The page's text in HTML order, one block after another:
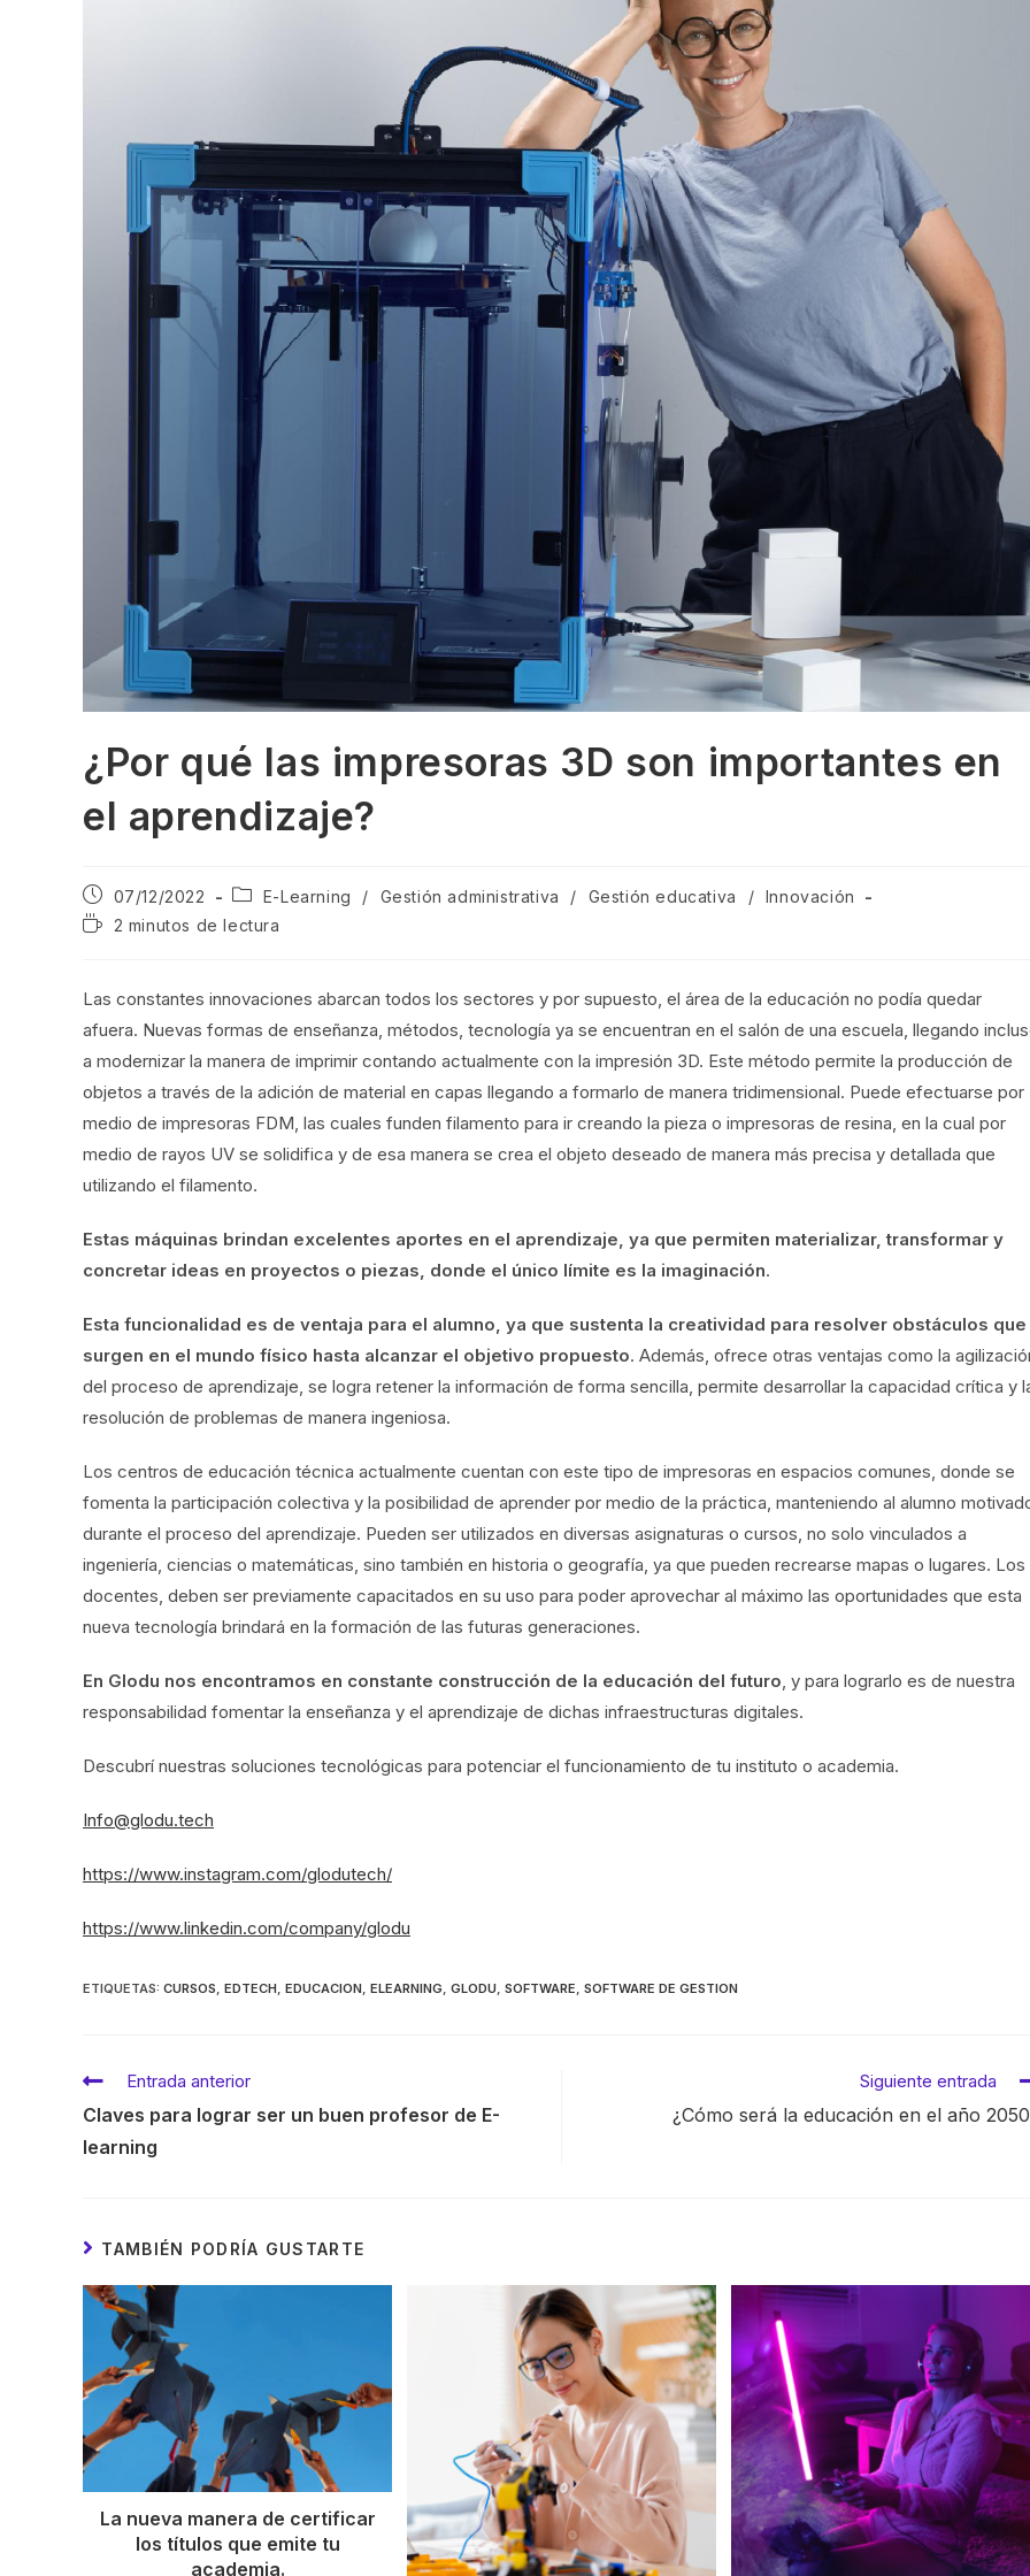
¿Por qué las impresoras 3D son importantes en
el aprendizaje?
07/12/2022 E-Learning / Gestión administrativa / Gestión educativa / Innovación
2 minutos de lectura
Las constantes innovaciones abarcan todos los sectores y por supuesto, el área de la educación no podía quedar
afuera. Nuevas formas de enseñanza, métodos, tecnología ya se encuentran en el salón de una escuela, llegando
a modernizar la manera de imprimir contando actualmente con la impresión 3D. Este método permite la producción de
objetos a través de la adición de material en capas llegando a formarlo de manera tridimensional. Puede efectuarse por
medio de impresoras FDM, las cuales funden filamento para ir creando la pieza o impresoras de resina, en la cual por
medio de rayos UV se solidifica y de esa manera se crea el objeto deseado de manera más precisa y detallada que
utilizando el filamento.
Estas máquinas brindan excelentes aportes en el aprendizaje, ya que permiten materializar, transformar y
concretar ideas en proyectos o piezas, donde el único límite es la imaginación.
Esta funcionalidad es de ventaja para el alumno, ya que sustenta la creatividad para resolver obstáculos que
surgen en el mundo físico hasta alcanzar el objetivo propuesto. Además, ofrece otras ventajas como la
del proceso de aprendizaje, se logra retener la información de forma sencilla, permite desarrollar la capacidad crítica y
resolución de problemas de manera ingeniosa.
Los centros de educación técnica actualmente cuentan con este tipo de impresoras en espacios comunes, donde se
fomenta la participación colectiva y la posibilidad de aprender por medio de la práctica, manteniendo al alumno
durante el proceso del aprendizaje. Pueden ser utilizados en diversas asignaturas o cursos, no solo vinculados a
ingeniería, ciencias o matemáticas, sino también en historia o geografía, ya que pueden recrearse mapas o lugares. Los
docentes, deben ser previamente capacitados en su uso para poder aprovechar al máximo las oportunidades que esta
nueva tecnología brindará en la formación de las futuras generaciones.
En Glodu nos encontramos en constante construcción de la educación del futuro, y para lograrlo es de nuestra
responsabilidad fomentar la enseñanza y el aprendizaje de dichas infraestructuras digitales.
Descubrí nuestras soluciones tecnológicas para potenciar el funcionamiento de tu instituto o academia.
Info@glodu.tech
https://www.instagram.com/glodutech/
https://www.linkedin.com/company/glodu
ETIQUETAS: CURSOS, EDTECH, EDUCACION, ELEARNING, GLODU, SOFTWARE, SOFTWARE DE GESTION
Entrada anterior
Claves para lograr ser un buen profesor de E-
learning
Siguiente entrada
¿Cómo será la educación en el año
TAMBIÉN PODRÍA GUSTARTE
La nueva manera de certificar
los títulos que emite tu
academia.